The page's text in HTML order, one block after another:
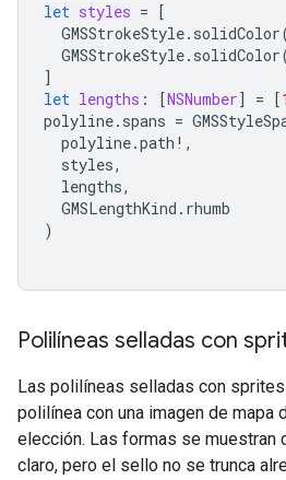
let styles =
[
GMSStrokeStyle. solidColor
GMSStrokeStyle. solidColor
]
let lengths : [NSNumber] = [
polyline. spans =
polyline.path !,
styles,
lengths,
GMSLengthKind . rhumb
)
Polilíneas selladas con
Las polilíneas selladas con
polilínea con una imagen de mapa
elección. Las formas se muestran
claro, pero el sello no se trunca